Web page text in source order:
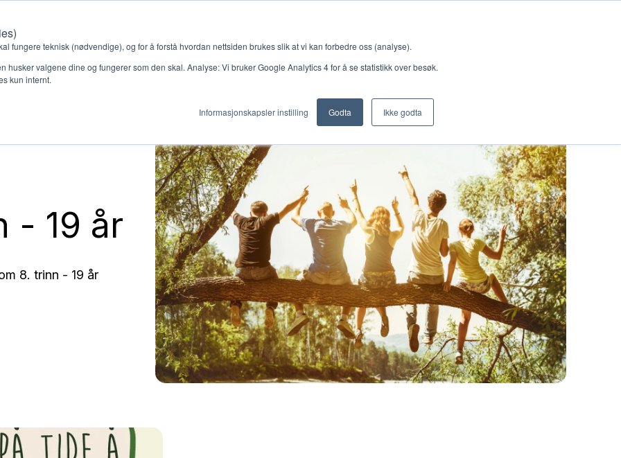
fungere teknisk (nødvendige), og for å forstå hvordan nettsiden brukes slik at vi kan forbedre oss (analyse).
husker valgene dine og fungerer som den skal. Analyse: Vi bruker Google Analytics 4 for å se statistikk over besøk.
kun internt.
Informasjonskapsler instilling Godta Ikke godta
Kontakt oss Medlemssystem Min konto
Støtteordninger
Ressursbank
Nettbutikk
Lisenser
Singback
Royal Rangers
Bøker og hefter
Hermon
- 19 år
8. trinn - 19 år